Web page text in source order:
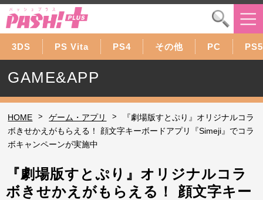
3DS PS Vita PS4 その他 PC PS5
GAME&APP
HOME > ゲーム・アプリ >
『劇場版すとぷり』オリジナルコラ
ボきせかえがもらえる！ 顔文字キーボードアプリ『Simeji』でコラ
ボキャンペーンが実施中
『劇場版すとぷり』オリジナルコラ
ボきせかえがもらえる！ 顔文字キー